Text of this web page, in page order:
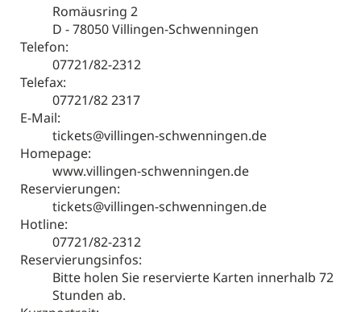
Service & Info
Führungen
Romäusring 2
D - 78050 Villingen-Schwenningen
Telefon:
07721/82-2312
Telefax:
07721/82 2317
E-Mail:
tickets@villingen-schwenningen.de
Homepage:
www.villingen-schwenningen.de
Reservierungen:
tickets@villingen-schwenningen.de
Hotline:
07721/82-2312
Reservierungsinfos:
Bitte holen Sie reservierte Karten innerhalb 72
Stunden ab.